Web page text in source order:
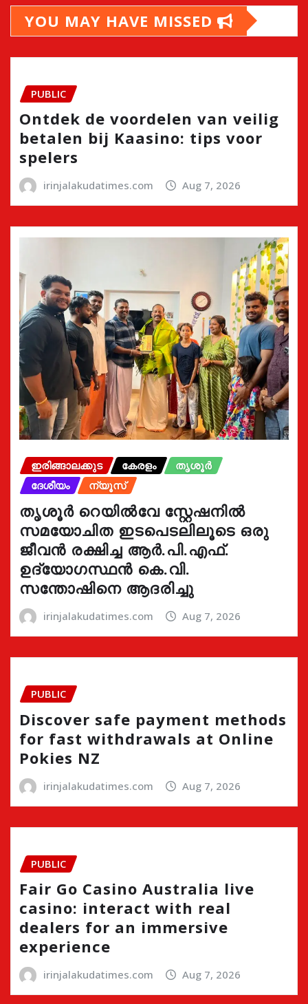
YOU MAY HAVE MISSED
PUBLIC
Ontdek de voordelen van veilig
betalen bij Kaasino: tips voor
spelers
irinjalakudatimes.com Aug 7, 2026
ഇരിങ്ങാലക്കുട കേരളം
തൃശൂർ
ദേശീയം
ന്യൂസ്
തൃശൂർ റെയിൽവേ സ്റ്റേഷനിൽ
സമയോചിത ഇടപെടലിലൂടെ ഒരു
ജീവൻ രക്ഷിച്ച ആർ.പി.എഫ്.
ഉദ്യോഗസ്ഥൻ കെ.വി.
സന്തോഷിനെ ആദരിച്ചു
irinjalakudatimes.com Aug 7, 2026
PUBLIC
Discover safe payment methods
for fast withdrawals at Online
Pokies NZ
irinjalakudatimes.com Aug 7, 2026
PUBLIC
Fair Go Casino Australia live
casino: interact with real
dealers for an immersive
experience
irinjalakudatimes.com Aug 7, 2026